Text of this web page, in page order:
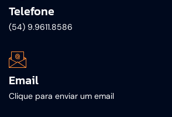
Telefone
(54) 9.9611.8586
Email
Clique para enviar um email